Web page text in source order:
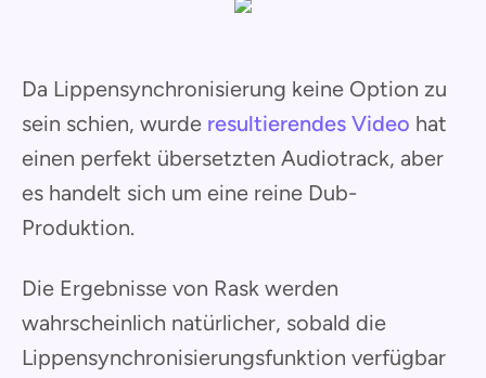
Da Lippensynchronisierung keine Option zu
sein schien, wurde resultierendes Video hat
einen perfekt übersetzten Audiotrack, aber
es handelt sich um eine reine Dub-
Produktion.
Die Ergebnisse von Rask werden
wahrscheinlich natürlicher, sobald die
Lippensynchronisierungsfunktion verfügbar